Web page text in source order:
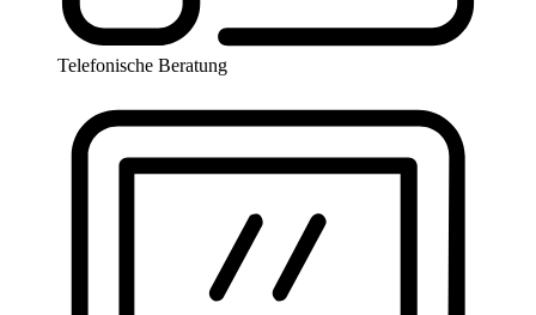
Telefonische Beratung